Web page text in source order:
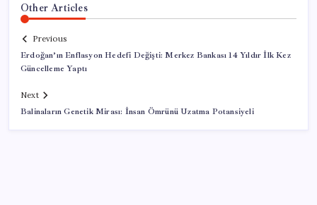
Other Articles
Previous
Erdoğan’ın Enflasyon Hedefi Değişti: Merkez Bankası 14 Yıldır İlk Kez
Güncelleme Yaptı
Next
Balinaların Genetik Mirası: İnsan Ömrünü Uzatma Potansiyeli